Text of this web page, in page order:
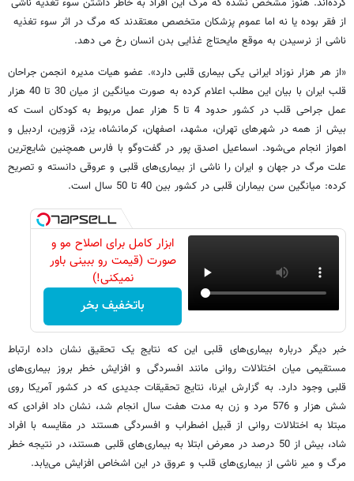
از فقر بوده یا نه اما عموم پزشکان متخصص معتقدند که مرگ در اثر سوء تغذیه
ناشی از نرسیدن به موقع مایحتاج غذایی بدن انسان رخ می دهد.
«از هر هزار نوزاد ایرانی یکی بیماری قلبی دارد». عضو هیات مدیره انجمن جراحان
قلب ایران با بیان این مطلب اعلام کرده به صورت میانگین از میان 30 تا 40 هزار
عمل جراحی قلب در کشور حدود 4 تا 5 هزار عمل مربوط به کودکان است که
بیش از همه در شهر‌های تهران، مشهد، اصفهان، کرمانشاه، یزد، قزوین، اردبیل و
اهواز انجام می‌شود. اسماعیل اصدق پور در گفت‌وگو با فارس همچنین شایع‌ترین
علت مرگ در جهان و ایران را ناشی از بیماری‌های قلبی و عروقی دانسته و تصریح
کرده: میانگین سن بیماران قلبی در کشور بین 40 تا 50 سال است.
ابزار کامل برای اصلاح مو و
صورت (قیمت رو ببینی باور
نمیکنی!)
باتخفیف بخر
خبر دیگر درباره بیماری‌های قلبی این که نتایج یک تحقیق نشان داده ارتباط
مستقیمی میان اختلالات روانی مانند افسردگی و افزایش خطر بروز بیماری‌های
قلبی وجود دارد. به گزارش ایرنا، نتایج تحقیقات جدیدی که در کشور آمریکا روی
شش هزار و 576 مرد و زن به مدت هفت سال انجام شد، نشان داد افرادی که
مبتلا به اختلالات روانی از قبیل اضطراب و افسردگی هستند در مقایسه با افراد
شاد، بیش از 50 درصد در معرض ابتلا به بیماری‌های قلبی هستند، در نتیجه خطر
مرگ و میر ناشی از بیماری‌های قلب و عروق در این اشخاص افزایش می‌یابد.